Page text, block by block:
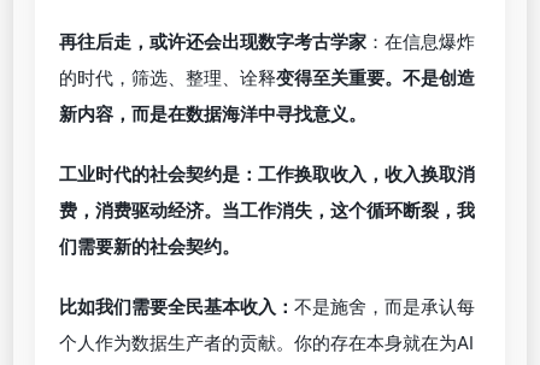
再往后走，或许还会出现数字考古学家：在信息爆炸
的时代，筛选、整理、诠释变得至关重要。不是创造
新内容，而是在数据海洋中寻找意义。
工业时代的社会契约是：工作换取收入，收入换取消
费，消费驱动经济。当工作消失，这个循环断裂，我
们需要新的社会契约。
比如我们需要全民基本收入： 不是施舍，而是承认每
个人作为数据生产者的贡献。你的存在本身就在为AI